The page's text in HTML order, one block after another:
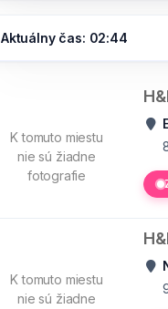
Aktuálny čas: 02:44
K tomuto miestu
nie sú žiadne
fotografie
K tomuto miestu
nie sú žiadne